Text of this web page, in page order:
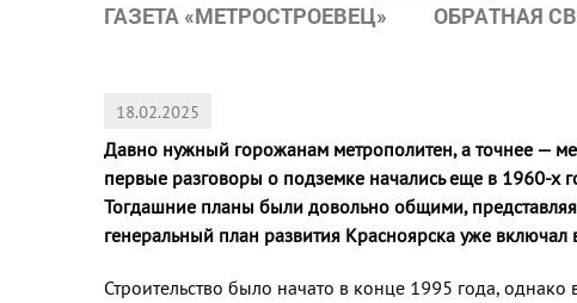
ГАЗЕТА «МЕТРОСТРОЕВЕЦ»
ОБРАТНАЯ
18.02.2025
Давно нужный горожанам метрополитен, а точнее —
первые разговоры о подземке начались еще в 1960-х
Тогдашние планы были довольно общими,
генеральный план развития Красноярска уже
Строительство было начато в конце 1995 года,